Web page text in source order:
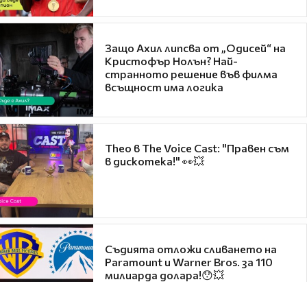
Защо Ахил липсва от „Одисей“ на
Кристофър Нолън? Най-
странното решение във филма
всъщност има логика
Theo в The Voice Cast: "Правен съм
в дискотека!" 👀💥
Съдията отложи сливането на
Paramount и Warner Bros. за 110
милиарда долара!😯💥